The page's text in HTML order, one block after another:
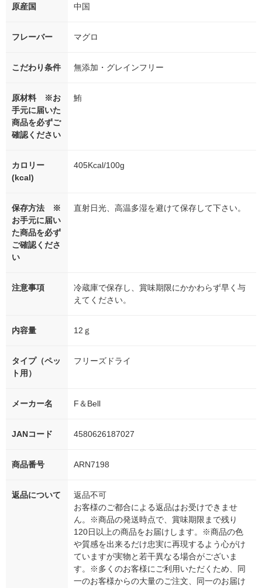
原産国 中国
フレーバー マグロ
こだわり条件 無添加・グレインフリー
原材料 ※お
手元に届いた
商品を必ずご
確認ください
鮪
カロリー
(kcal)
405Kcal/100g
保存方法 ※
お手元に届い
た商品を必ず
ご確認くださ
い
直射日光、高温多湿を避けて保存して下さい。
注意事項
冷蔵庫で保存し、賞味期限にかかわらず早く与
えてください。
内容量 12ｇ
タイプ（ペッ
ト用）
フリーズドライ
メーカー名 F＆Bell
JANコード 4580626187027
商品番号 ARN7198
返品について
返品不可
お客様のご都合による返品はお受けできませ
ん。※商品の発送時点で、賞味期限まで残り
120日以上の商品をお届けします。※商品の色
や質感を出来るだけ忠実に再現するよう心がけ
ていますが実物と若干異なる場合がございま
す。※多くのお客様にご利用いただくため、同
一のお客様からの大量のご注文、同一のお届け